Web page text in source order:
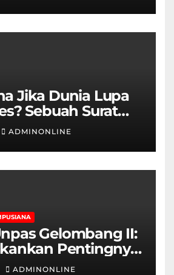
Jika Dunia Lupa
Sebuah Surat
Kritik
ADMINONLINE
Gelombang II:
Pentingnya
ADMINONLINE